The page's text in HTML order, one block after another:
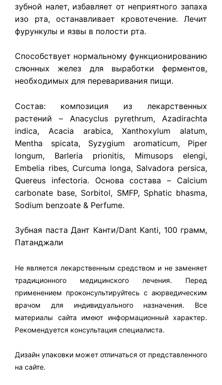
зубной налет, избавляет от неприятного запаха
изо рта, останавливает кровотечение. Лечит
фурункулы и язвы в полости рта.
Способствует нормальному функционированию
слюнных желез для выработки ферментов,
необходимых для переваривания пищи.
Состав: композиция из лекарственных
растений – Anacyclus pyrethrum, Azadirachta
indica, Acacia arabica, Xanthoxylum alatum,
Mentha spicata, Syzygium aromaticum, Piper
longum, Barleria prionitis, Mimusops elengi,
Embelia ribes, Curcuma longa, Salvadora persica,
Quereus infectoria. Основа состава – Calcium
carbonate base, Sorbitol, SMFP, Sphatic bhasma,
Sodium benzoate & Perfume.
Зубная паста Дант Канти/Dant Kanti, 100 грамм,
Патанджали
Не является лекарственным средством и не заменяет
традиционного медицинского лечения. Перед
применением проконсультируйтесь с аюрведическим
врачом для индивидуального назначения. Все
материалы сайта имеют информационный характер.
Рекомендуется консультация специалиста.
Дизайн упаковки может отличаться от представленного
на сайте.